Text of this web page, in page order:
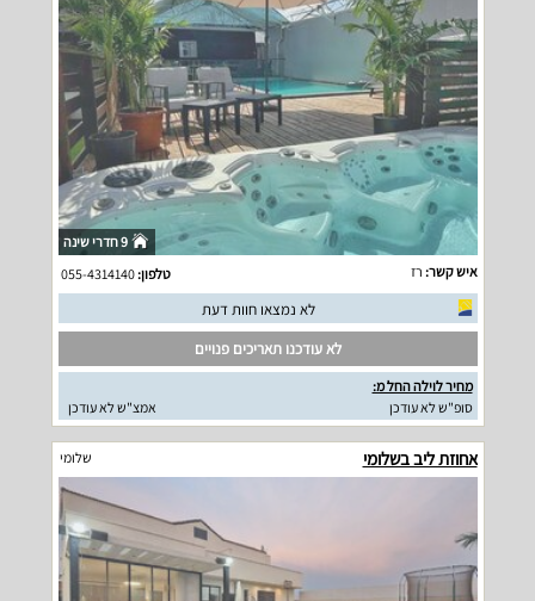
9 חדרי שינה
איש קשר: רז טלפון:055-4314140
לא נמצאו חוות דעת
לא עודכנו תאריכים פנויים
מחיר לוילה החל מ:
סופ"ש לא עודכן
אמצ"ש לא עודכן
אחוזת ליב בשלומי שלומי